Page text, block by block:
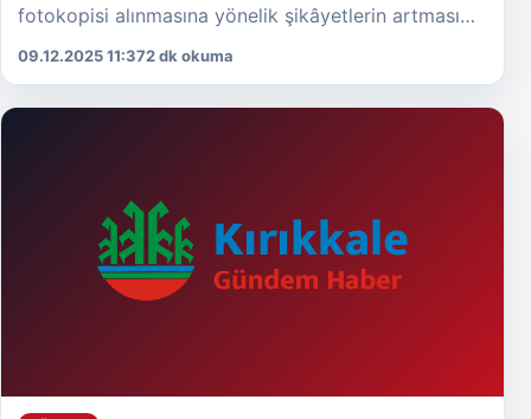
fotokopisi alınmasına yönelik şikâyetlerin artması
09.12.2025 11:372 dk okuma